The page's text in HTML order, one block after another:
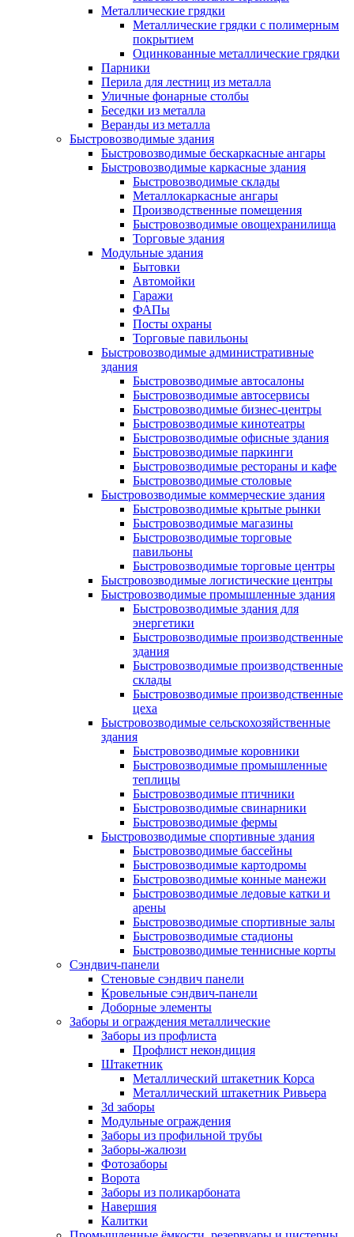
Металлические грядки
Металлические грядки с полимерным
покрытием
Оцинкованные металлические грядки
Парники
Перила для лестниц из металла
Уличные фонарные столбы
Беседки из металла
Веранды из металла
Быстровозводимые здания
Быстровозводимые бескаркасные ангары
Быстровозводимые каркасные здания
Быстровозводимые склады
Металлокаркасные ангары
Производственные помещения
Быстровозводимые овощехранилища
Торговые здания
Модульные здания
Бытовки
Автомойки
Гаражи
ФАПы
Посты охраны
Торговые павильоны
Быстровозводимые административные
здания
Быстровозводимые автосалоны
Быстровозводимые автосервисы
Быстровозводимые бизнес-центры
Быстровозводимые кинотеатры
Быстровозводимые офисные здания
Быстровозводимые паркинги
Быстровозводимые рестораны и кафе
Быстровозводимые столовые
Быстровозводимые коммерческие здания
Быстровозводимые крытые рынки
Быстровозводимые магазины
Быстровозводимые торговые
павильоны
Быстровозводимые торговые центры
Быстровозводимые логистические центры
Быстровозводимые промышленные здания
Быстровозводимые здания для
энергетики
Быстровозводимые производственные
здания
Быстровозводимые производственные
склады
Быстровозводимые производственные
цеха
Быстровозводимые сельскохозяйственные
здания
Быстровозводимые коровники
Быстровозводимые промышленные
теплицы
Быстровозводимые птичники
Быстровозводимые свинарники
Быстровозводимые фермы
Быстровозводимые спортивные здания
Быстровозводимые бассейны
Быстровозводимые картодромы
Быстровозводимые конные манежи
Быстровозводимые ледовые катки и
арены
Быстровозводимые спортивные залы
Быстровозводимые стадионы
Быстровозводимые теннисные корты
Сэндвич-панели
Стеновые сэндвич панели
Кровельные сэндвич-панели
Доборные элементы
Заборы и ограждения металлические
Заборы из профлиста
Профлист некондиция
Штакетник
Металлический штакетник Корса
Металлический штакетник Ривьера
3d заборы
Модульные ограждения
Заборы из профильной трубы
Заборы-жалюзи
Фотозаборы
Ворота
Заборы из поликарбоната
Навершия
Калитки